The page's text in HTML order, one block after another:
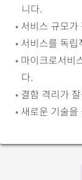
니다.
•서비스 규모가
•서비스를 독립
•마이크로서비
다.
•결함 격리가
•새로운 기술을